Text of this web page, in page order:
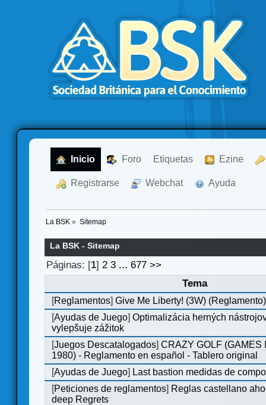
Inicio Foro Etiquetas Ezine
Registrarse Webchat Ayuda
La BSK » Sitemap
La BSK - Sitemap
Páginas: [1]2 3 ...677 >>
Tema
[Reglamentos]Give Me Liberty! (3W) (Reglamento)
[Ayudas de Juego]Optimalizácia herných
vylepšuje zážitok
[Juegos Descatalogados]CRAZY GOLF (GAMES
1980) - Reglamento en español - Tablero original
[Ayudas de Juego] Last bastion medidas de
[Peticiones de reglamentos] Reglas castellano
deep Regrets